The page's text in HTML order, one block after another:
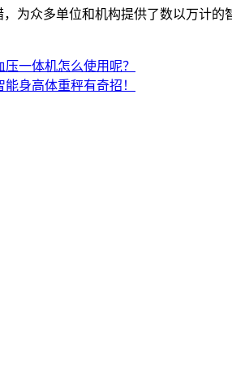
为众多单位和机构提供了数以万计
压一体机怎么使用呢？
身高体重秤有奇招！